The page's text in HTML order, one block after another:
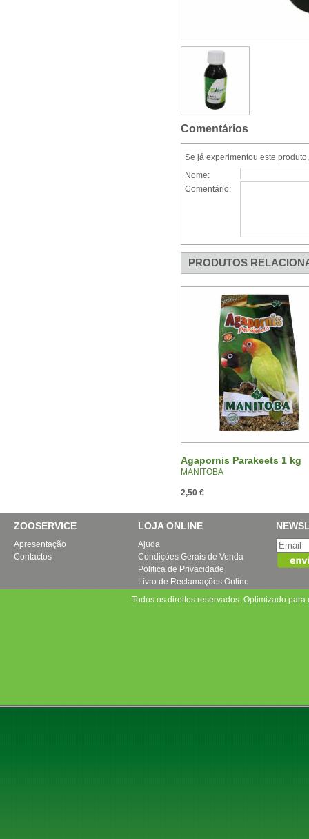
Comentários
Se já experimentou este
Nome:
Comentário:
PRODUTOS
Agapornis Parakeets 1 kg
MANITOBA
2,50 €
ZOOSERVICE
Apresentação
Contactos
LOJA ONLINE
Ajuda
Condições Gerais de Venda
Politica de Privacidade
Livro de Reclamações Online
Todos os direitos reservados. Optimizado